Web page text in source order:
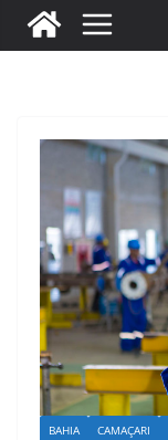
BAHIA CAMAÇARI